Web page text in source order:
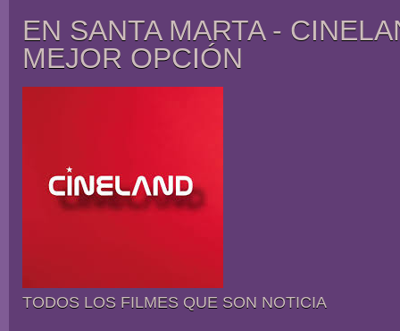
EN SANTA MARTA -
MEJOR OPCIÓN
TODOS LOS FILMES QUE SON NOTICIA